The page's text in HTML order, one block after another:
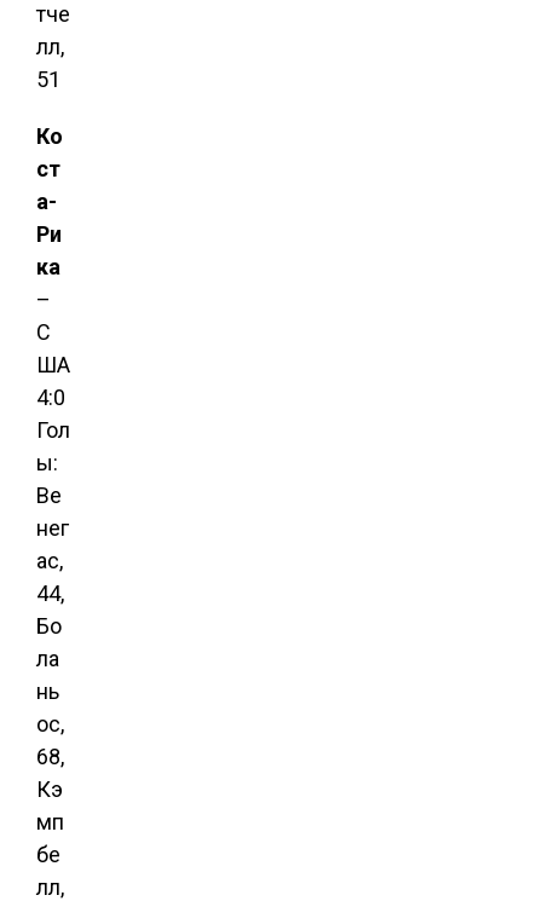
тче
лл,
51
Ко
ст
а-
Ри
ка
–
С
ША
4:0
Гол
ы:
Ве
нег
ас,
44,
Бо
ла
нь
ос,
68,
Кэ
мп
бе
лл,